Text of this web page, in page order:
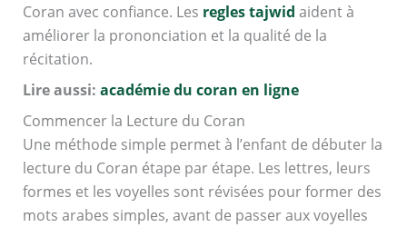
Coran avec confiance. Les regles tajwid aident à
améliorer la prononciation et la qualité de la
récitation.
Lire aussi: académie du coran en ligne
Commencer la Lecture du Coran
Une méthode simple permet à l’enfant de débuter la
lecture du Coran étape par étape. Les lettres, leurs
formes et les voyelles sont révisées pour former des
mots arabes simples, avant de passer aux voyelles